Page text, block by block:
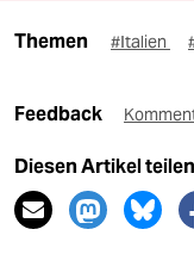
Themen #Italien
Feedback
Diesen Artikel teilen